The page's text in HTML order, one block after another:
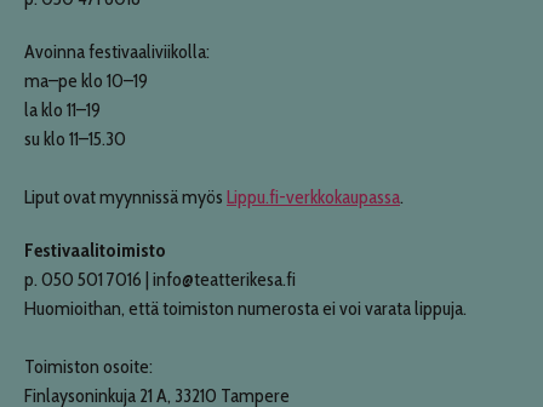
Avoinna festivaaliviikolla:
ma–pe klo 10–19
la klo 11–19
su klo 11–15.30
Liput ovat myynnissä myös Lippu.fi-verkkokaupassa.
Festivaalitoimisto
p. 050 501 7016 | info@teatterikesa.fi
Huomioithan, että toimiston numerosta ei voi varata lippuja.
Toimiston osoite:
Finlaysoninkuja 21 A, 33210 Tampere